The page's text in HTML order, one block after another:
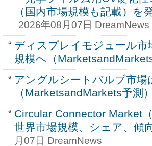
（国内市場規模も記載）
2026年08月07日 DreamNews
ディスプレイモジュール
規模へ（MarketsandMarkets
アングルシートバルブ市
（MarketsandMarkets予測）
Circular Connector Market
世界市場規模、シェア、傾
月07日 DreamNews